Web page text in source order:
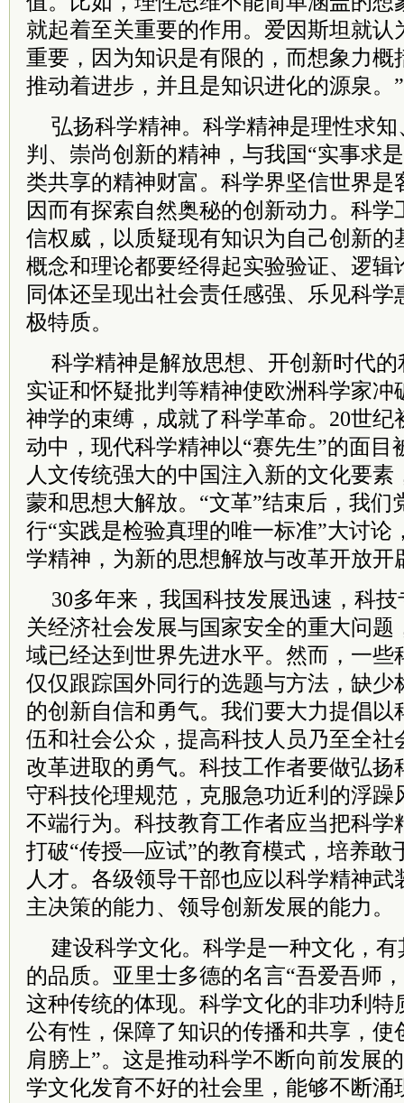
就起着至关重要的作用。爱因斯坦就认
重要，因为知识是有限的，而想象力概
推动着进步，并且是知识进化的源泉。”
弘扬科学精神。科学精神是理性求
判、崇尚创新的精神，与我国“实事求
类共享的精神财富。科学界坚信世界是
因而有探索自然奥秘的创新动力。科学
信权威，以质疑现有知识为自己创新的
概念和理论都要经得起实验验证、逻辑
同体还呈现出社会责任感强、乐见科学
极特质。
科学精神是解放思想、开创新时代
实证和怀疑批判等精神使欧洲科学家冲
神学的束缚，成就了科学革命。20世纪
动中，现代科学精神以“赛先生”的面目
人文传统强大的中国注入新的文化要
蒙和思想大解放。“文革”结束后，我们
行“实践是检验真理的唯一标准”大讨论
学精神，为新的思想解放与改革开放开
30多年来，我国科技发展迅速，科
关经济社会发展与国家安全的重大问题
域已经达到世界先进水平。然而，一些
仅仅跟踪国外同行的选题与方法，缺少
的创新自信和勇气。我们要大力提倡以
伍和社会公众，提高科技人员乃至全社
改革进取的勇气。科技工作者要做弘扬
守科技伦理规范，克服急功近利的浮躁
不端行为。科技教育工作者应当把科学
打破“传授—应试”的教育模式，培养敢
人才。各级领导干部也应以科学精神
主决策的能力、领导创新发展的能力。
建设科学文化。科学是一种文化，
的品质。亚里士多德的名言“吾爱吾师
这种传统的体现。科学文化的非功利特
公有性，保障了知识的传播和共享，使
肩膀上”。这是推动科学不断向前发展
学文化发育不好的社会里，能够不断涌